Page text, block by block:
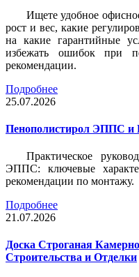
Ищете удобное
рост и вес, какие
на какие гарантийные
избежать ошибок при
рекомендации.
Подробнее
25.07.2026
Пенополистирол ЭППС и
Практическое
ЭППС: ключевые
рекомендации по монтажу.
Подробнее
21.07.2026
Доска Строганая
Строительства и Отделки